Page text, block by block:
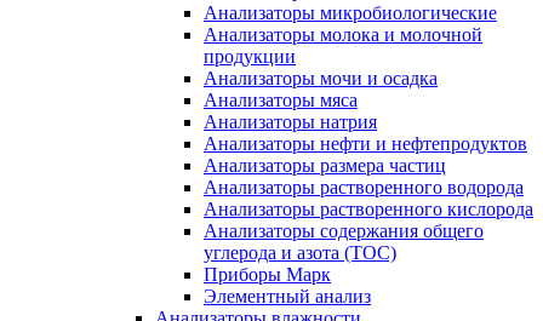
Анализаторы микробиологические
Анализаторы молока и молочной
продукции
Анализаторы мочи и осадка
Анализаторы мяса
Анализаторы натрия
Анализаторы нефти и нефтепродуктов
Анализаторы размера частиц
Анализаторы растворенного водорода
Анализаторы растворенного кислорода
Анализаторы содержания общего
углерода и азота (ТОС)
Приборы Марк
Элементный анализ